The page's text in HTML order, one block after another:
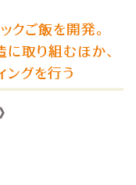
クご飯を開発。
取り組むほか、
ングを行う